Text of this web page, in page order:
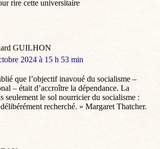
rire cette universitaire
GUILHON
2024 à 15 h 53 min
que l’objectif inavoué du socialisme –
– était d’accroître la dépendance. La
seulement le sol nourricier du socialisme :
recherché. » Margaret Thatcher.